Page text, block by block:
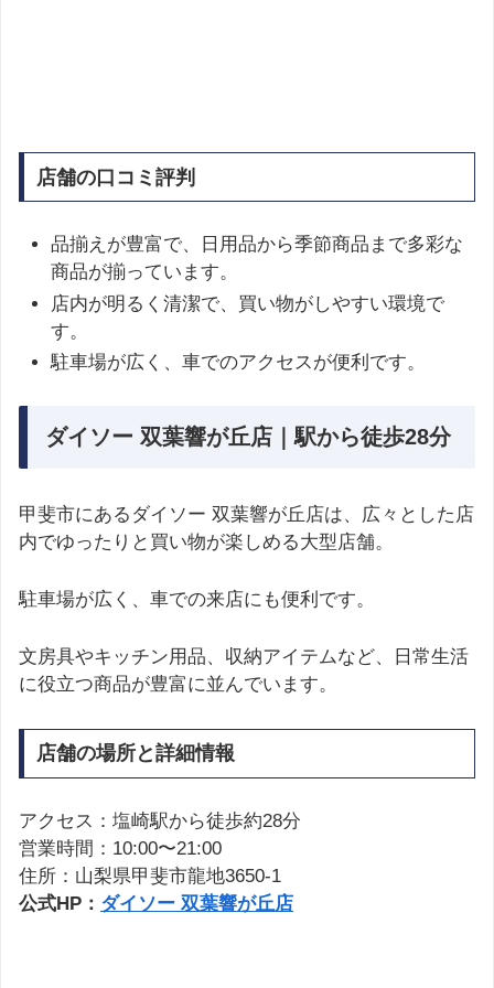
店舗の口コミ評判
品揃えが豊富で、日用品から季節商品まで多彩な
商品が揃っています。
店内が明るく清潔で、買い物がしやすい環境で
す。
駐車場が広く、車でのアクセスが便利です。
ダイソー 双葉響が丘店｜駅から徒歩28分
甲斐市にあるダイソー 双葉響が丘店は、広々とした店
内でゆったりと買い物が楽しめる大型店舗。
駐車場が広く、車での来店にも便利です。
文房具やキッチン用品、収納アイテムなど、日常生活
に役立つ商品が豊富に並んでいます。
店舗の場所と詳細情報
アクセス：塩崎駅から徒歩約28分
営業時間：10:00〜21:00
住所：山梨県甲斐市龍地3650-1
公式HP： ダイソー 双葉響が丘店